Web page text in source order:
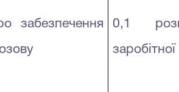
забезпечення 0,1